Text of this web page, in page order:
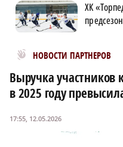
ХК
НОВОСТИ ПАРТНЕРОВ
Новости МирТесен
Выручка участников
в 2025 году
17:55, 12.05.2026